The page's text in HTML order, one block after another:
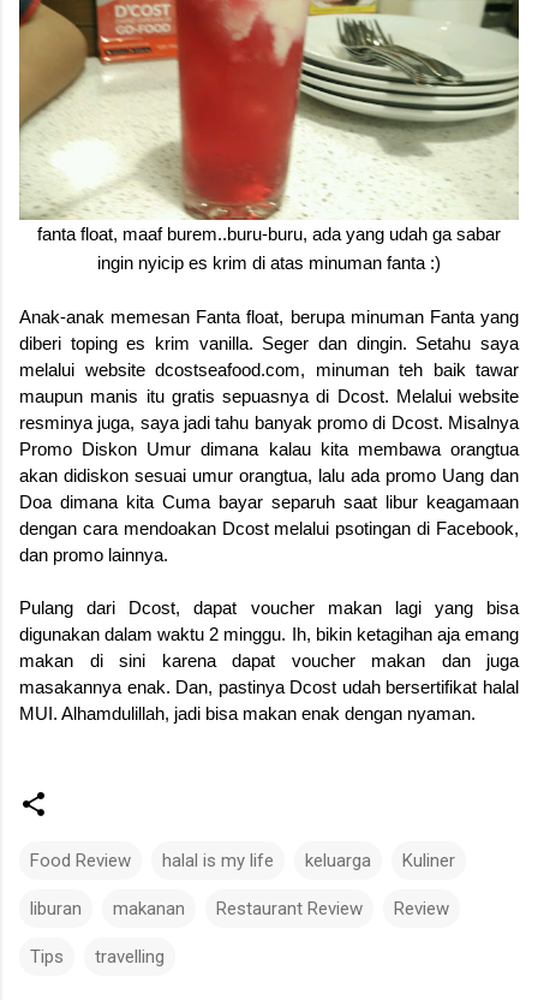
fanta float, maaf burem..buru-buru, ada yang udah ga sabar
ingin nyicip es krim di atas minuman fanta :)
Anak-anak memesan Fanta float, berupa minuman Fanta yang
diberi toping es krim vanilla. Seger dan dingin. Setahu saya
melalui website dcostseafood.com, minuman teh baik tawar
maupun manis itu gratis sepuasnya di Dcost. Melalui website
resminya juga, saya jadi tahu banyak promo di Dcost. Misalnya
Promo Diskon Umur dimana kalau kita membawa orangtua
akan didiskon sesuai umur orangtua, lalu ada promo Uang dan
Doa dimana kita Cuma bayar separuh saat libur keagamaan
dengan cara mendoakan Dcost melalui psotingan di Facebook,
dan promo lainnya.
Pulang dari Dcost, dapat voucher makan lagi yang bisa
digunakan dalam waktu 2 minggu. Ih, bikin ketagihan aja emang
makan di sini karena dapat voucher makan dan juga
masakannya enak. Dan, pastinya Dcost udah bersertifikat halal
MUI. Alhamdulillah, jadi bisa makan enak dengan nyaman.
Food Review halal is my life keluarga Kuliner
liburan makanan Restaurant Review Review
Tips travelling